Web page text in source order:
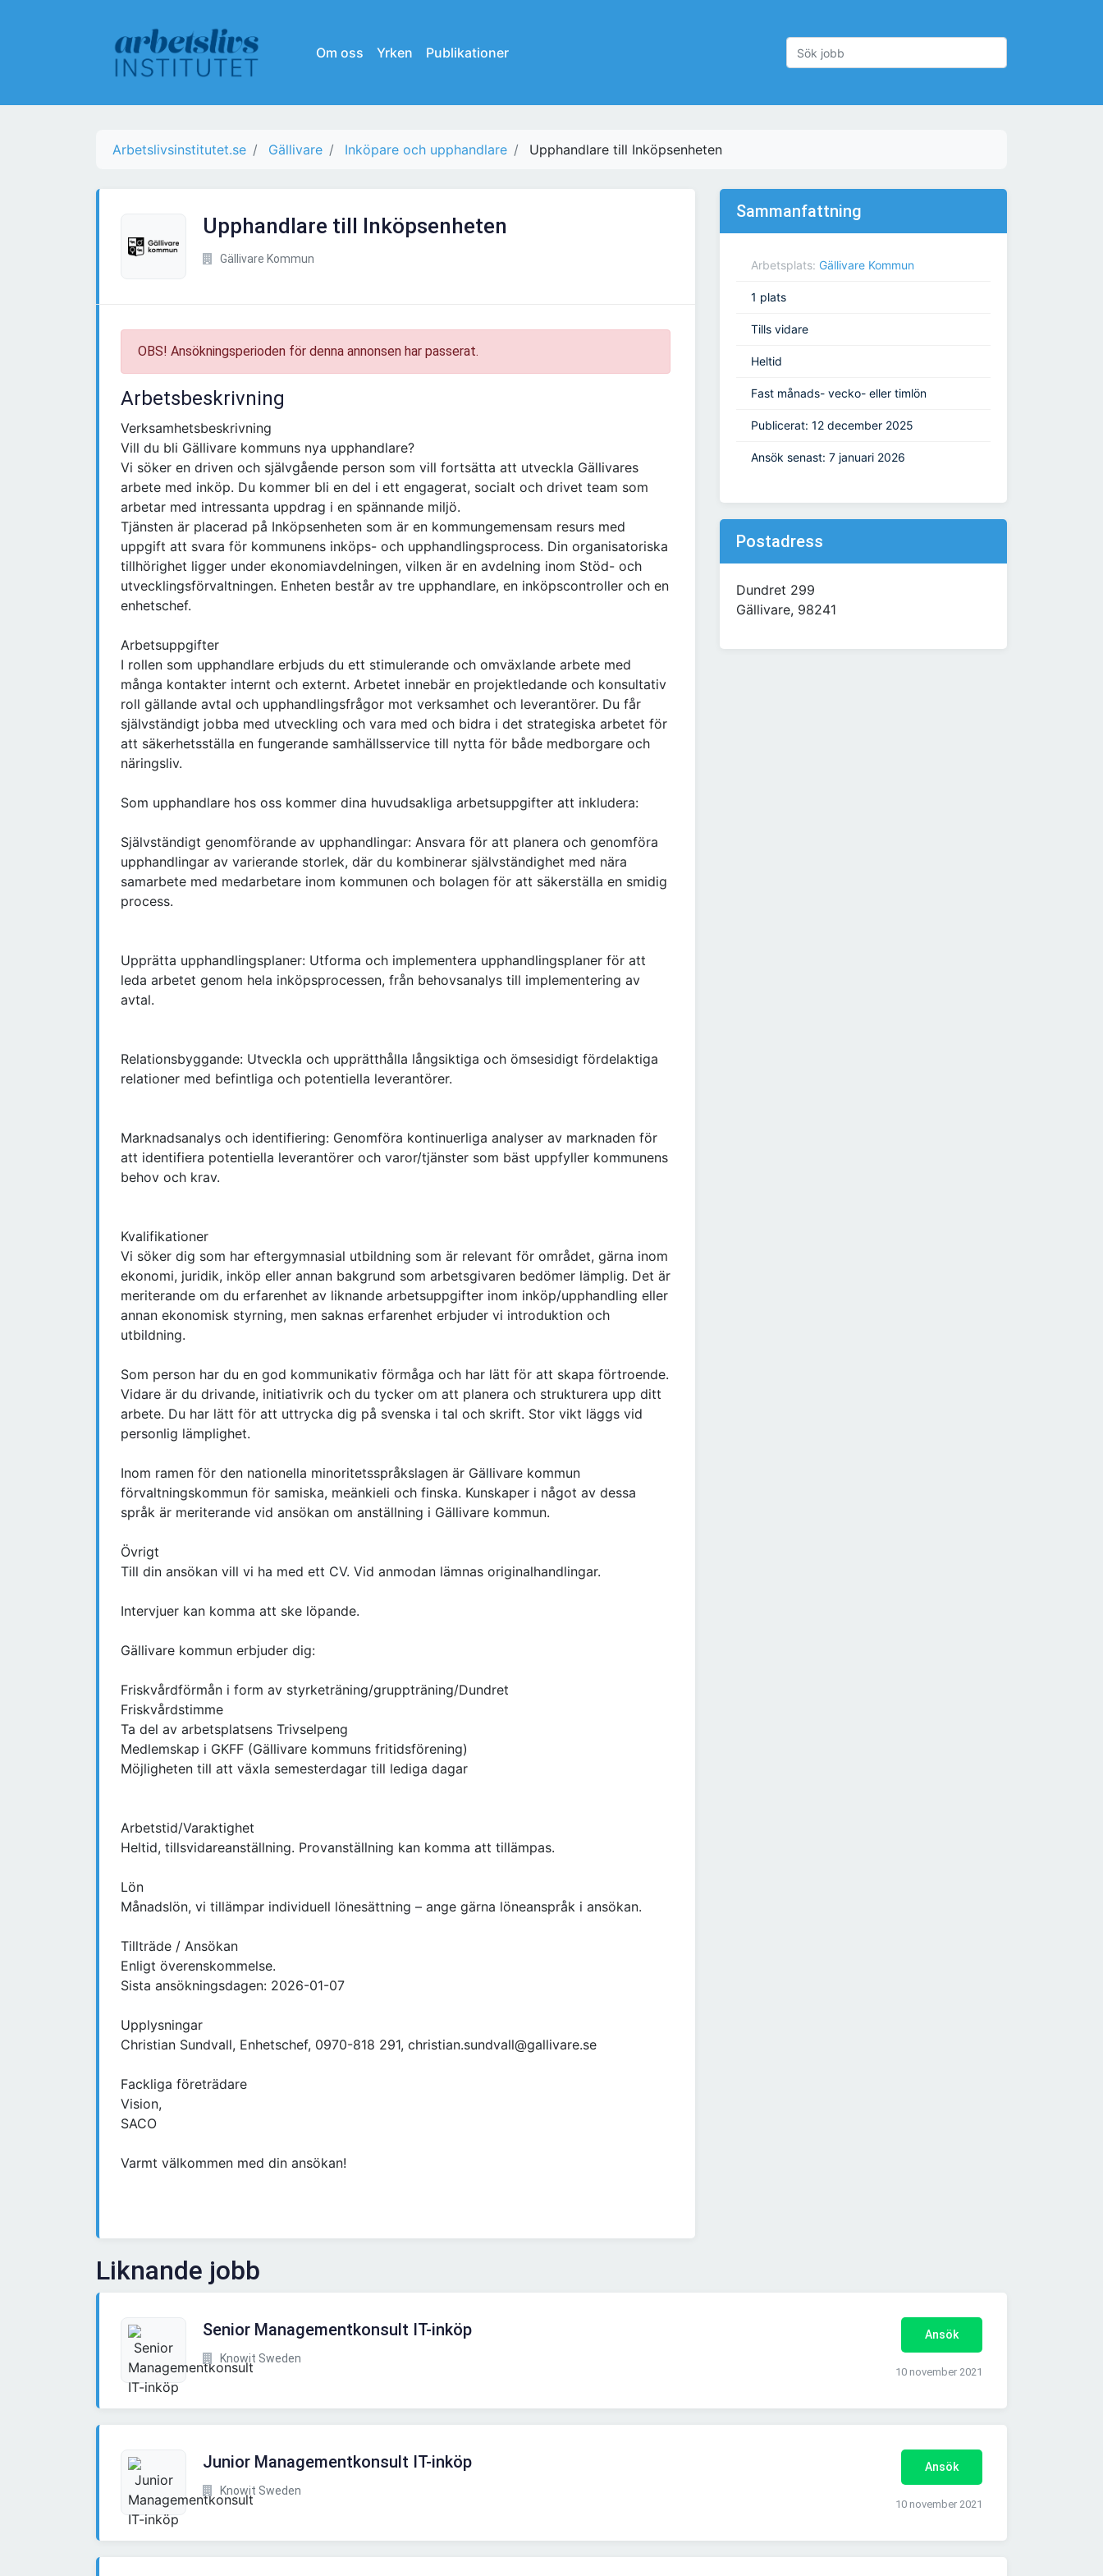
Om oss Yrken Publikationer
Arbetslivsinstitutet.se Gällivare Inköpare och upphandlare Upphandlare till Inköpsenheten
Upphandlare till Inköpsenheten
Gällivare Kommun
OBS! Ansökningsperioden för denna annonsen har passerat.
Arbetsbeskrivning
Verksamhetsbeskrivning
Vill du bli Gällivare kommuns nya upphandlare?
Vi söker en driven och självgående person som vill fortsätta att utveckla Gällivares
arbete med inköp. Du kommer bli en del i ett engagerat, socialt och drivet team som
arbetar med intressanta uppdrag i en spännande miljö.
Tjänsten är placerad på Inköpsenheten som är en kommungemensam resurs med
uppgift att svara för kommunens inköps- och upphandlingsprocess. Din organisatoriska
tillhörighet ligger under ekonomiavdelningen, vilken är en avdelning inom Stöd- och
utvecklingsförvaltningen. Enheten består av tre upphandlare, en inköpscontroller och en
enhetschef.
Arbetsuppgifter
I rollen som upphandlare erbjuds du ett stimulerande och omväxlande arbete med
många kontakter internt och externt. Arbetet innebär en projektledande och konsultativ
roll gällande avtal och upphandlingsfrågor mot verksamhet och leverantörer. Du får
självständigt jobba med utveckling och vara med och bidra i det strategiska arbetet för
att säkerhetsställa en fungerande samhällsservice till nytta för både medborgare och
näringsliv.
Som upphandlare hos oss kommer dina huvudsakliga arbetsuppgifter att inkludera:
Självständigt genomförande av upphandlingar: Ansvara för att planera och genomföra
upphandlingar av varierande storlek, där du kombinerar självständighet med nära
samarbete med medarbetare inom kommunen och bolagen för att säkerställa en smidig
process.
Upprätta upphandlingsplaner: Utforma och implementera upphandlingsplaner för att
leda arbetet genom hela inköpsprocessen, från behovsanalys till implementering av
avtal.
Relationsbyggande: Utveckla och upprätthålla långsiktiga och ömsesidigt fördelaktiga
relationer med befintliga och potentiella leverantörer.
Marknadsanalys och identifiering: Genomföra kontinuerliga analyser av marknaden för
att identifiera potentiella leverantörer och varor/tjänster som bäst uppfyller kommunens
behov och krav.
Kvalifikationer
Vi söker dig som har eftergymnasial utbildning som är relevant för området, gärna inom
ekonomi, juridik, inköp eller annan bakgrund som arbetsgivaren bedömer lämplig. Det är
meriterande om du erfarenhet av liknande arbetsuppgifter inom inköp/upphandling eller
annan ekonomisk styrning, men saknas erfarenhet erbjuder vi introduktion och
utbildning.
Som person har du en god kommunikativ förmåga och har lätt för att skapa förtroende.
Vidare är du drivande, initiativrik och du tycker om att planera och strukturera upp ditt
arbete. Du har lätt för att uttrycka dig på svenska i tal och skrift. Stor vikt läggs vid
personlig lämplighet.
Inom ramen för den nationella minoritetsspråkslagen är Gällivare kommun
förvaltningskommun för samiska, meänkieli och finska. Kunskaper i något av dessa
språk är meriterande vid ansökan om anställning i Gällivare kommun.
Övrigt
Till din ansökan vill vi ha med ett CV. Vid anmodan lämnas originalhandlingar.
Intervjuer kan komma att ske löpande.
Gällivare kommun erbjuder dig:
Friskvårdförmån i form av styrketräning/gruppträning/Dundret
Friskvårdstimme
Ta del av arbetsplatsens Trivselpeng
Medlemskap i GKFF (Gällivare kommuns fritidsförening)
Möjligheten till att växla semesterdagar till lediga dagar
Arbetstid/Varaktighet
Heltid, tillsvidareanställning. Provanställning kan komma att tillämpas.
Lön
Månadslön, vi tillämpar individuell lönesättning – ange gärna löneanspråk i ansökan.
Tillträde / Ansökan
Enligt överenskommelse.
Sista ansökningsdagen: 2026-01-07
Upplysningar
Christian Sundvall, Enhetschef, 0970-818 291, christian.sundvall@gallivare.se
Fackliga företrädare
Vision,
SACO
Varmt välkommen med din ansökan!
Sammanfattning
Arbetsplats: Gällivare Kommun
1 plats
Tills vidare
Heltid
Fast månads- vecko- eller timlön
Publicerat: 12 december 2025
Ansök senast: 7 januari 2026
Postadress
Dundret 299
Gällivare, 98241
Liknande jobb
Senior Managementkonsult IT-inköp
Knowit Sweden
Ansök
10 november 2021
Junior Managementkonsult IT-inköp
Knowit Sweden
Ansök
10 november 2021